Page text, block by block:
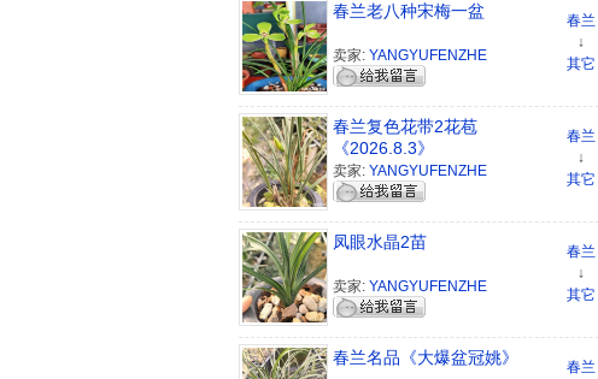
春兰老八种宋梅一盆
卖家: YANGYUFENZHE
春兰
↓
其它
春兰复色花带2花苞
《2026.8.3》
卖家: YANGYUFENZHE
春兰
↓
其它
凤眼水晶2苗
卖家: YANGYUFENZHE
春兰
↓
其它
春兰名品《大爆盆冠姚》
春兰